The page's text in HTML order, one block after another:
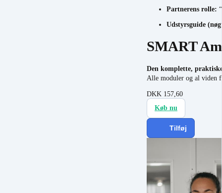
Partnerens rolle:
Udstyrsguide
SMART
Den komplette,
Alle moduler og al viden
DKK 157,60
Køb nu
Tilføj